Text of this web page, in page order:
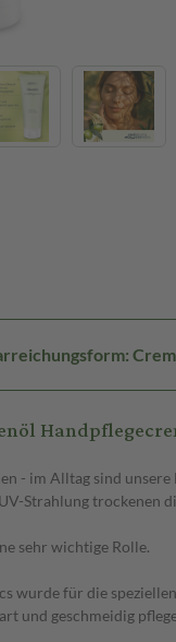
- im Alltag sind
Strahlung trockenen
sehr wichtige Rolle.
wurde für die
und geschmeidig